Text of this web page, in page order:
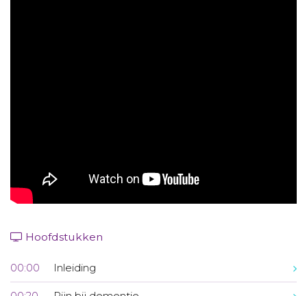
Hoofdstukken
00:00 Inleiding